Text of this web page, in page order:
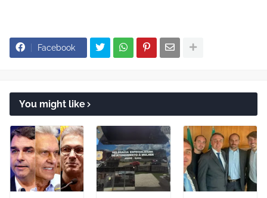
Facebook
You might like